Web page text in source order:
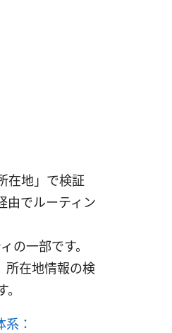
在地」で検証
由でルーティン
の一部です。
所在地情報の検
：